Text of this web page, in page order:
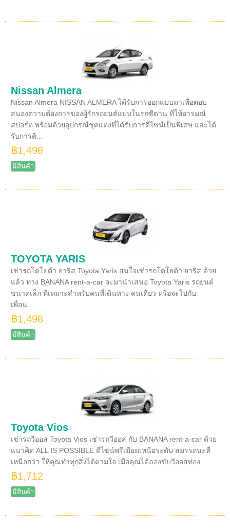
Nissan Almera
Nissan Almera NISSAN ALMERA ได้รับการออกแบบมาเพื่อตอบ
สนองความต้องการของผู้รักรถยนต์แบบในรถซีดาน ที่ให้อารมณ์
สปอร์ต พร้อมด้วยอุปกรณ์ชุดแต่งที่ได้รับการดีไซน์เป็นพิเศษ และได้
รับการติ...
฿1,498
มีสินค้า
TOYOTA YARIS
เช่ารถโตโยต้า ยาริส Toyota Yaris สนใจเช่ารถโตโยต้า ยาริส ด้วย
แล้ว ทาง BANANA rent-a-car จะมานำเสนอ Toyota Yaris รถยนต์
ขนาดเล็ก ที่เหมาะสำหรับคนที่เดินทาง คนเดียว หรือจะไปกับ
เพื่อน...
฿1,498
มีสินค้า
Toyota Vios
เช่ารถวีออส Toyota Vios เช่ารถวีออส กับ BANANA rent-a-car ด้วย
แนวคิด ALL IS POSSIBLE ดีไซน์พรีเมียมเหนือระดับ สมรรถนะที่
เหนือกว่า ให้คุณทำทุกสิ่งได้ตามใจ เมื่อคุณได้ลองขับวีออสท่อง...
฿1,712
มีสินค้า